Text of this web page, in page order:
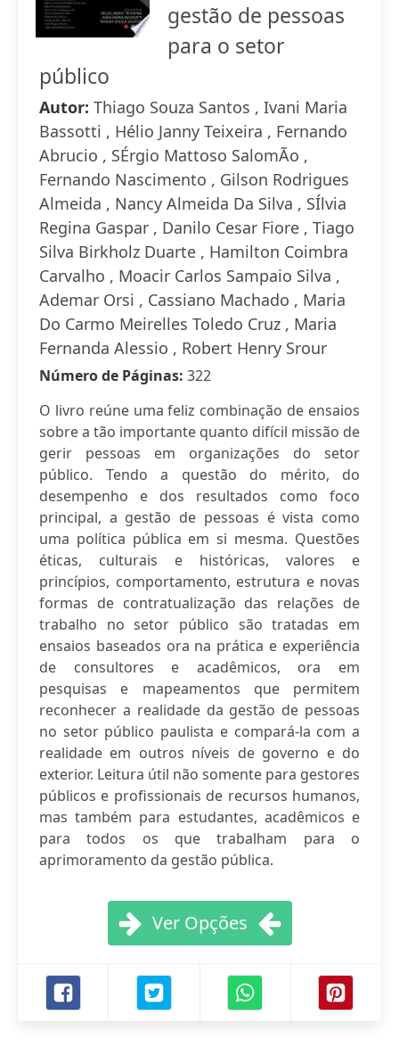
gestão de pessoas
para o setor
público
Autor: Thiago Souza Santos , Ivani Maria
Bassotti , Hélio Janny Teixeira , Fernando
Abrucio , SÉrgio Mattoso SalomÃo ,
Fernando Nascimento , Gilson Rodrigues
Almeida , Nancy Almeida Da Silva , SÍlvia
Regina Gaspar , Danilo Cesar Fiore , Tiago
Silva Birkholz Duarte , Hamilton Coimbra
Carvalho , Moacir Carlos Sampaio Silva ,
Ademar Orsi , Cassiano Machado , Maria
Do Carmo Meirelles Toledo Cruz , Maria
Fernanda Alessio , Robert Henry Srour
Número de Páginas: 322
O livro reúne uma feliz combinação de ensaios
sobre a tão importante quanto difícil missão de
gerir pessoas em organizações do setor
público. Tendo a questão do mérito, do
desempenho e dos resultados como foco
principal, a gestão de pessoas é vista como
uma política pública em si mesma. Questões
éticas, culturais e históricas, valores e
princípios, comportamento, estrutura e novas
formas de contratualização das relações de
trabalho no setor público são tratadas em
ensaios baseados ora na prática e experiência
de consultores e acadêmicos, ora em
pesquisas e mapeamentos que permitem
reconhecer a realidade da gestão de pessoas
no setor público paulista e compará-la com a
realidade em outros níveis de governo e do
exterior. Leitura útil não somente para gestores
públicos e profissionais de recursos humanos,
mas também para estudantes, acadêmicos e
para todos os que trabalham para o
aprimoramento da gestão pública.
Ver Opções